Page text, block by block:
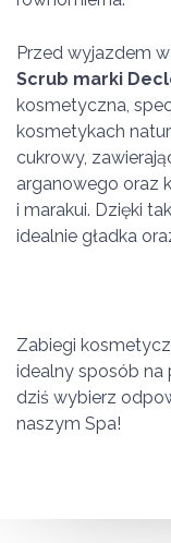
Przed wyjazdem
Scrub marki
kosmetyczna,
kosmetykach
cukrowy,
arganowego oraz
i marakui. Dzięki
idealnie gładka
Zabiegi
idealny sposób na
dziś wybierz
naszym Spa!